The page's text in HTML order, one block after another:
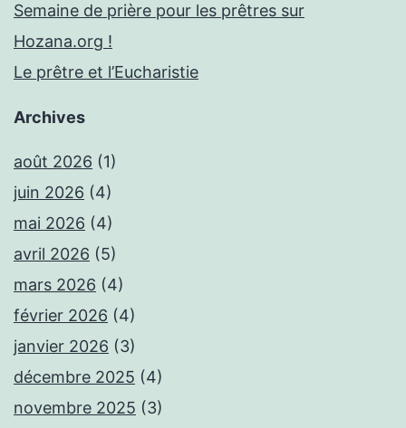
Semaine de prière pour les prêtres sur
Hozana.org !
Le prêtre et l’Eucharistie
Archives
août 2026 (1)
juin 2026 (4)
mai 2026 (4)
avril 2026 (5)
mars 2026 (4)
février 2026 (4)
janvier 2026 (3)
décembre 2025 (4)
novembre 2025 (3)